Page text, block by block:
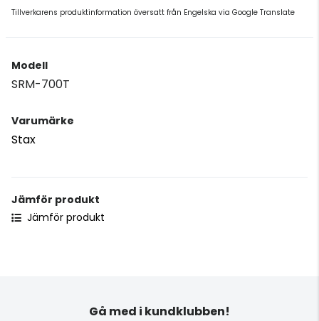
Tillverkarens produktinformation översatt från Engelska via Google Translate
Modell
SRM-700T
Varumärke
Stax
Jämför produkt
Jämför produkt
Gå med i kundklubben!